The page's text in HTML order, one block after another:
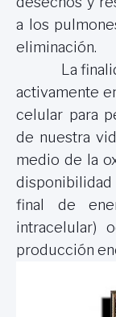
a los
eliminación.
La
activamente
celular para
de nuestra
medio de la
final de
intracelular)
producción